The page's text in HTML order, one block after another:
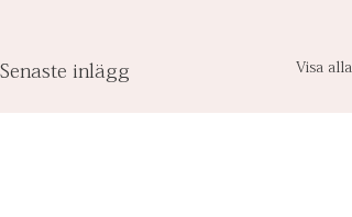
Senaste inlägg Visa alla